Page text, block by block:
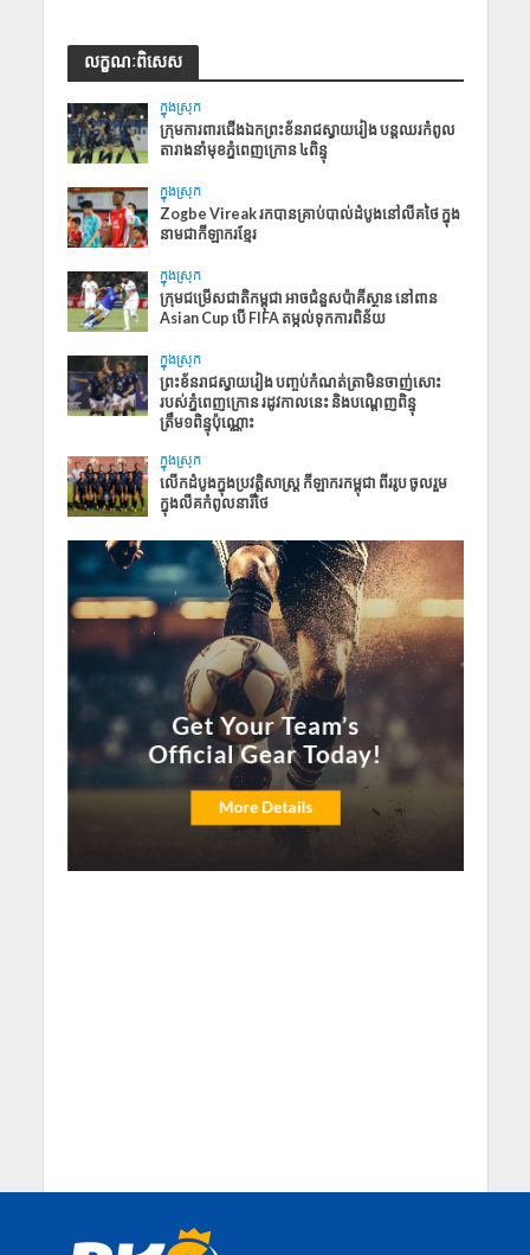
លក្ខណៈពិសេស
ក្នុងស្រុក
ក្រុមការពារជើងឯកព្រះខ័នរាជស្វាយរៀង បន្តឈរកំពូល
តារាងនាំមុខភ្នំពេញក្រោន ៤ពិន្ទុ
ក្នុងស្រុក
Zogbe Vireak រកបានគ្រាប់បាល់ដំបូងនៅលីគថៃ ក្នុង
នាមជាកីឡាករខ្មែរ
ក្នុងស្រុក
ក្រុមជម្រើសជាតិកម្ពុជា អាចជំនួសប៉ាគីស្ថាន នៅពាន
Asian Cup បើ FIFA តម្កល់ទុកការពិន័យ
ក្នុងស្រុក
ព្រះខ័នរាជស្វាយរៀង បញ្ចប់កំណត់ត្រាមិនចាញ់សោះ
របស់ភ្នំពេញក្រោន រដូវកាលនេះ និងបណ្ដេញពិន្ទុ
ត្រឹម១ពិន្ទុប៉ុណ្ណោះ
ក្នុងស្រុក
លើក​ដំបូង​ក្នុង​ប្រវត្តិសាស្ត្រ ​កីឡាករ​កម្ពុជា​ ពីរ​រូប ​​ចូល​រួម​
ក្នុង​លីគ​កំពូលនារី​ថៃ